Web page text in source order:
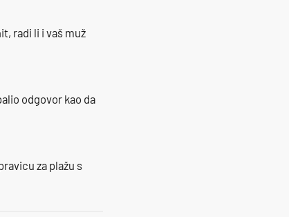
radi li i vaš muž
odgovor kao da
za plažu s